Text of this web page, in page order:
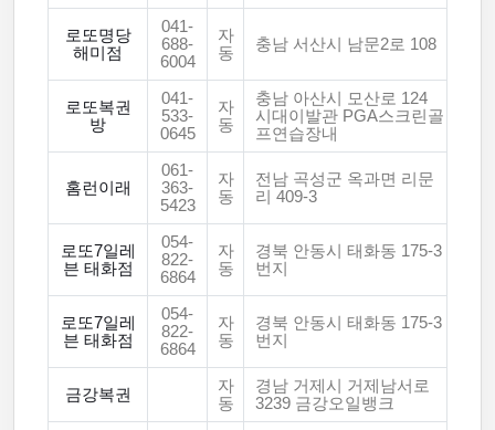
로또명당
해미점
041-
688-
6004
자
동
충남 서산시 남문2로 108
로또복권
방
041-
533-
0645
자
동
충남 아산시 모산로 124
시대이발관 PGA스크린골
프연습장내
홈런이래
061-
363-
5423
자
동
전남 곡성군 옥과면 리문
리 409-3
로또7일레
븐 태화점
054-
822-
6864
자
동
경북 안동시 태화동 175-3
번지
로또7일레
븐 태화점
054-
822-
6864
자
동
경북 안동시 태화동 175-3
번지
금강복권
자
동
경남 거제시 거제남서로
3239 금강오일뱅크